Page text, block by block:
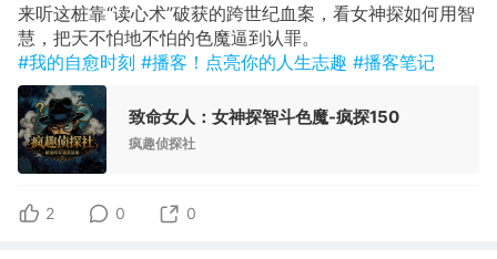
来听这桩靠“读心术”破获的跨世纪血案，看女神探如何用智
慧，把天不怕地不怕的色魔逼到认罪。
#我的自愈时刻 #播客！点亮你的人生志趣 #播客笔记
致命女人：女神探智斗色魔-疯探150
疯趣侦探社
2 0 0